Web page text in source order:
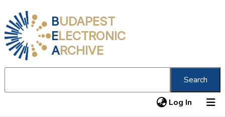
BUDAPEST
ELECTRONIC
ARCHIVE
Search
Log In (current)